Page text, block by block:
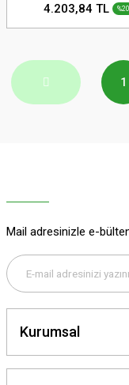
4.203,84 TL %20
1
Mail adresinizle e-
Kurumsal